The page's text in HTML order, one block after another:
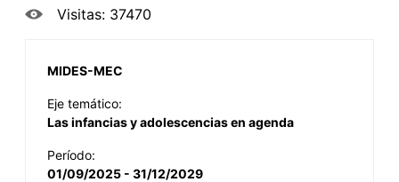
Visitas: 37470
MIDES-MEC
Eje temático:
Las infancias y adolescencias en agenda
Período:
01/09/2025 - 31/12/2029